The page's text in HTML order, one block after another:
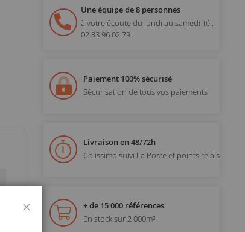
Une équipe de 8 personnes
à votre écoute du lundi au samedi Tél.
02 33 96 02 79
Paiement 100% sécurisé
Sécurisation de tous vos paiements
Livraison en 48/72h
Colissimo suivi La Poste et points relais
+ de 15 000 références
En stock sur 2 000m²
Fermer